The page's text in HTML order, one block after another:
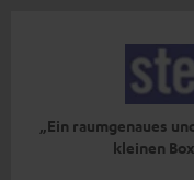
„Ein raumgenaues
kleinen